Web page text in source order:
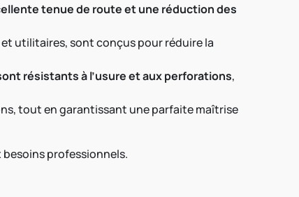
tenue de route et une réduction des
utilitaires, sont conçus pour réduire la
résistants à l’usure et aux perforations,
tout en garantissant une parfaite maîtrise
professionnels.